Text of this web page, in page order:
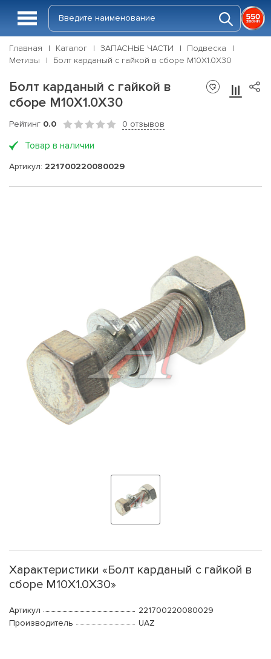
Главная Каталог ЗАПАСНЫЕ ЧАСТИ
Подвеска
Метизы
Болт карданый с гайкой в сборе М10Х1.0Х30
Болт карданый с гайкой в
сборе М10Х1.0Х30
Рейтинг 0.0 0 отзывов
Товар в наличии
Артикул: 221700220080029
Характеристики «Болт карданый с гайкой в
сборе М10Х1.0Х30»
Артикул
221700220080029
Производитель
UAZ